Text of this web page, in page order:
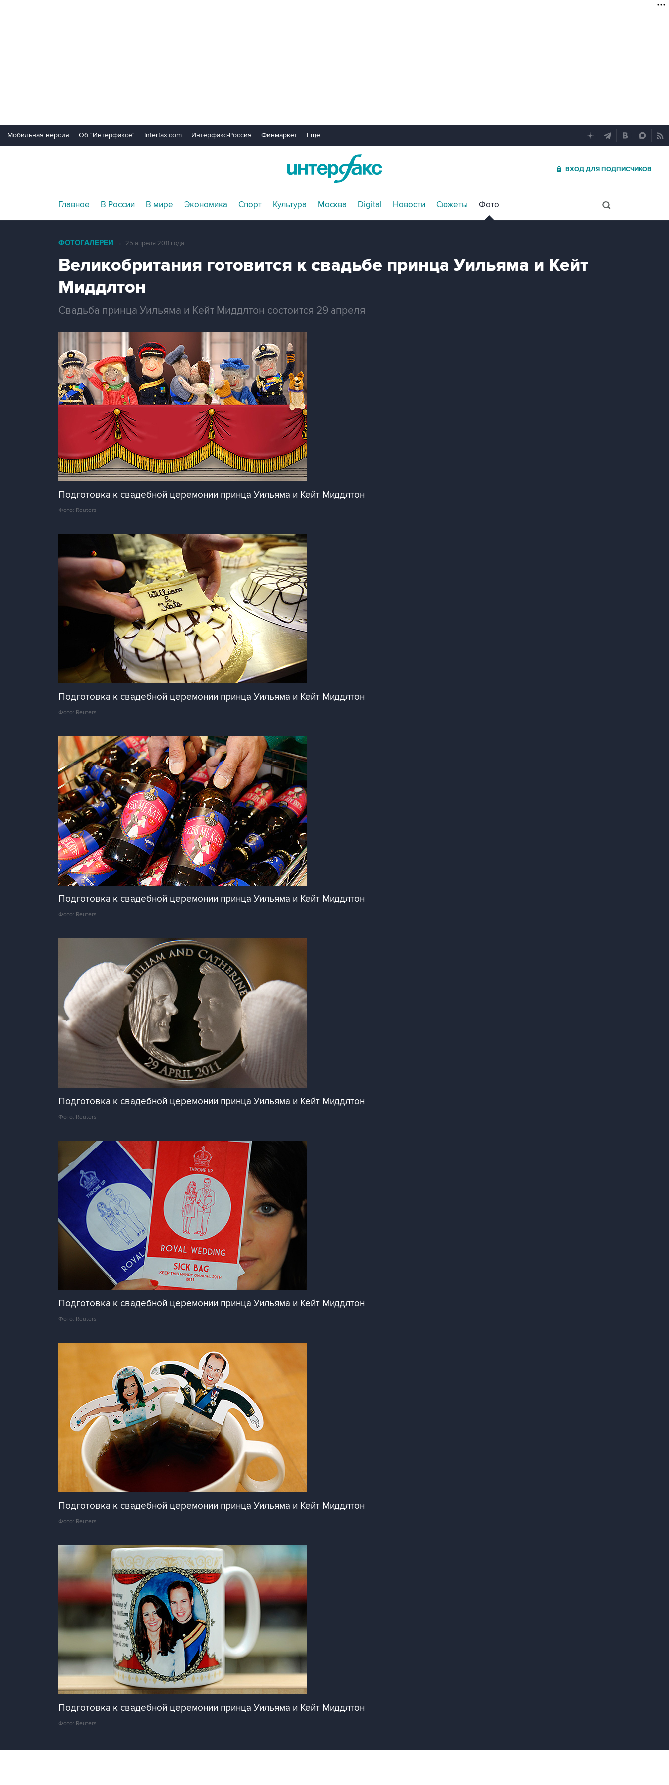
Мобильная версия Об "Интерфаксе" Interfax.com Интерфакс-Россия Финмаркет Еще...
ВХОД ДЛЯ ПОДПИСЧИКОВ
Главное В России В мире Экономика Спорт Культура Москва Digital Новости Сюжеты Фото
ФОТОГАЛЕРЕИ → 25 апреля 2011 года
Великобритания готовится к свадьбе принца Уильяма и Кейт
Миддлтон
Свадьба принца Уильяма и Кейт Миддлтон состоится 29 апреля
Подготовка к свадебной церемонии принца Уильяма и Кейт Миддлтон
Фото: Reuters
Подготовка к свадебной церемонии принца Уильяма и Кейт Миддлтон
Фото: Reuters
Подготовка к свадебной церемонии принца Уильяма и Кейт Миддлтон
Фото: Reuters
Подготовка к свадебной церемонии принца Уильяма и Кейт Миддлтон
Фото: Reuters
Подготовка к свадебной церемонии принца Уильяма и Кейт Миддлтон
Фото: Reuters
Подготовка к свадебной церемонии принца Уильяма и Кейт Миддлтон
Фото: Reuters
Подготовка к свадебной церемонии принца Уильяма и Кейт Миддлтон
Фото: Reuters